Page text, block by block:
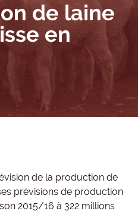
de laine
en
de la production de
prévisions de production
2015/16 à 322 millions